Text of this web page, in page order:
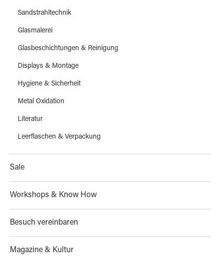
Sandstrahltechnik
Glasmalerei
Glasbeschichtungen & Reinigung
Displays & Montage
Hygiene & Sicherheit
Metal Oxidation
Literatur
Leerflaschen & Verpackung
Sale
Workshops & Know How
Besuch vereinbaren
Magazine & Kultur